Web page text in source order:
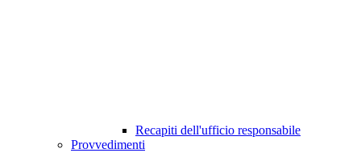
Recapiti dell'ufficio responsabile
Provvedimenti